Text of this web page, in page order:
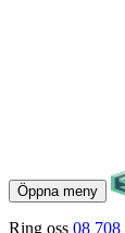
Öppna meny
Ring oss 08 708